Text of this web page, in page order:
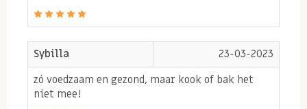
Sybilla
23-03-2023
zó voedzaam en gezond, maar kook of bak het
niet mee!